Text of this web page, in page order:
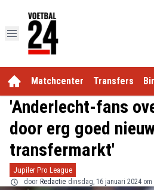
Matchcenter Transfers
'Anderlecht-fans
door erg goed
transfermarkt'
Jupiler Pro League
door Redactie dinsdag, 16 januari 2024 om